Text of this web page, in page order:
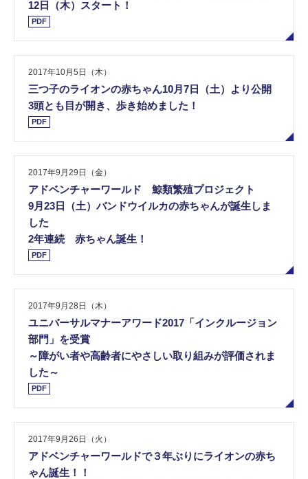
12日（木）スタート！
PDF
2017年10月5日（木）
三つ子のライオンの赤ちゃん10月7日（土）より公開
3頭とも目が開き、歩き始めました！
PDF
2017年9月29日（金）
アドベンチャーワールド 鯨類繁殖プロジェクト
9月23日（土）バンドウイルカの赤ちゃんが誕生しま
した
2年連続 赤ちゃん誕生！
PDF
2017年9月28日（木）
ユニバーサルマナーアワード2017「インクルージョン
部門」を受賞
～障がい者や高齢者にやさしい取り組みが評価されま
した～
PDF
2017年9月26日（火）
アドベンチャーワールドで３年ぶりにライオンの赤ち
ゃん誕生！！